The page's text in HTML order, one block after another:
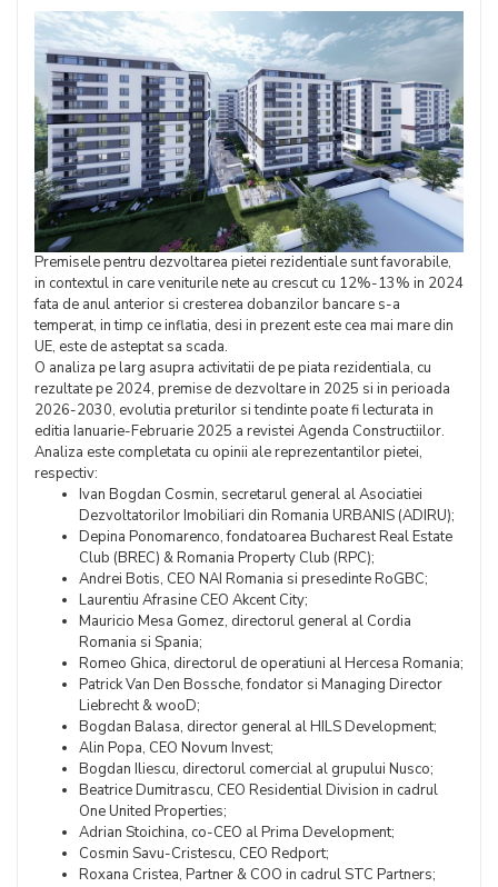
Premisele pentru dezvoltarea pietei rezidentiale sunt favorabile,
in contextul in care veniturile nete au crescut cu 12%-13% in 2024
fata de anul anterior si cresterea dobanzilor bancare s-a
temperat, in timp ce inflatia, desi in prezent este cea mai mare din
UE, este de asteptat sa scada.
O analiza pe larg asupra activitatii de pe piata rezidentiala, cu
rezultate pe 2024, premise de dezvoltare in 2025 si in perioada
2026-2030, evolutia preturilor si tendinte poate fi lecturata in
editia Ianuarie-Februarie 2025 a revistei Agenda Constructiilor.
Analiza este completata cu opinii ale reprezentantilor pietei,
respectiv:
Ivan Bogdan Cosmin, secretarul general al Asociatiei
Dezvoltatorilor Imobiliari din Romania URBANIS (ADIRU);
Depina Ponomarenco, fondatoarea Bucharest Real Estate
Club (BREC) & Romania Property Club (RPC);
Andrei Botis, CEO NAI Romania si presedinte RoGBC;
Laurentiu Afrasine CEO Akcent City;
Mauricio Mesa Gomez, directorul general al Cordia
Romania si Spania;
Romeo Ghica, directorul de operatiuni al Hercesa Romania;
Patrick Van Den Bossche, fondator si Managing Director
Liebrecht & wooD;
Bogdan Balasa, director general al HILS Development;
Alin Popa, CEO Novum Invest;
Bogdan Iliescu, directorul comercial al grupului Nusco;
Beatrice Dumitrascu, CEO Residential Division in cadrul
One United Properties;
Adrian Stoichina, co-CEO al Prima Development;
Cosmin Savu-Cristescu, CEO Redport;
Roxana Cristea, Partner & COO in cadrul STC Partners;